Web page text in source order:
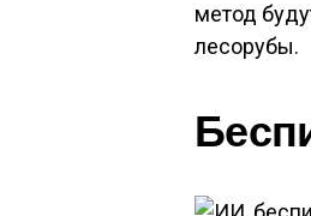
метод
лесорубы.